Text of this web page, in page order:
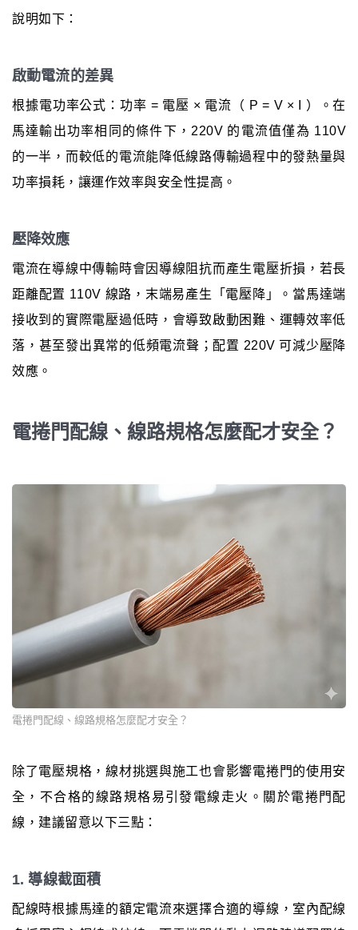
說明如下：
啟動電流的差異
根據電功率公式：功率 = 電壓 × 電流（ P = V × I ）。在
馬達輸出功率相同的條件下，220V 的電流值僅為 110V
的一半，而較低的電流能降低線路傳輸過程中的發熱量與
功率損耗，讓運作效率與安全性提高。
壓降效應
電流在導線中傳輸時會因導線阻抗而產生電壓折損，若長
距離配置 110V 線路，末端易產生「電壓降」。當馬達端
接收到的實際電壓過低時，會導致啟動困難、運轉效率低
落，甚至發出異常的低頻電流聲；配置 220V 可減少壓降
效應。
電捲門配線、線路規格怎麼配才安全？
電捲門配線、線路規格怎麼配才安全？
除了電壓規格，線材挑選與施工也會影響電捲門的使用安
全，不合格的線路規格易引發電線走火。關於電捲門配
線，建議留意以下三點：
1. 導線截面積
配線時根據馬達的額定電流來選擇合適的導線，室內配線